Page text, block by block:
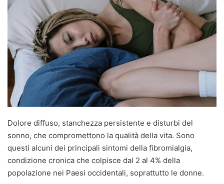
Dolore diffuso, stanchezza persistente e disturbi del
sonno, che compromettono la qualità della vita. Sono
questi alcuni dei principali sintomi della fibromialgia,
condizione cronica che colpisce dal 2 al 4% della
popolazione nei Paesi occidentali, soprattutto le donne.